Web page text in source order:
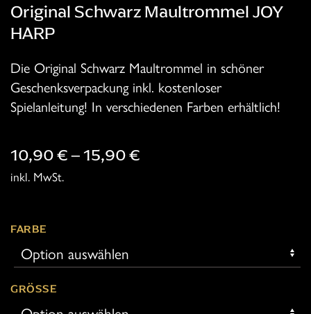
Original Schwarz Maultrommel JOY
HARP
Die Original Schwarz Maultrommel in schöner
Geschenksverpackung inkl. kostenloser
Spielanleitung! In verschiedenen Farben erhältlich!
10,90€– 15,90€
inkl. MwSt.
FARBE
GRÖSSE